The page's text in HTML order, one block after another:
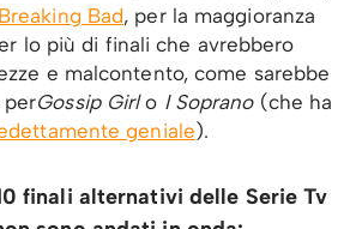
Bad, per la maggioranza
lo più di finali che avrebbero
e malcontento, come sarebbe
perGossip Girlo I Soprano (che ha
geniale).
finali alternativi delle Serie Tv